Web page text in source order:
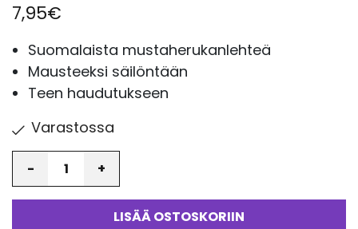
7,95€
Suomalaista mustaherukanlehteä
Mausteeksi säilöntään
Teen haudutukseen
Varastossa
LISÄÄ OSTOSKORIIN